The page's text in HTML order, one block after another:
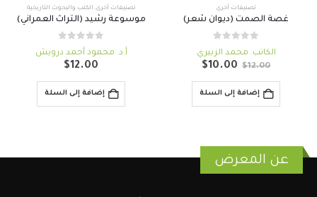
تصنيفات أخرى
غصة الصمت (ديوان شعر)
الكاتب. محمد الزبيري
$12.00
السعر
هو:
$12.00.
$10.00
هو:إضافة إلى السلة
تصنيفات أخرى, الكتب والبحوث التاريخية
موسوعة رشيد (التراث العمراني)
أ.د. محمود أحمد درويش
$12.00
إضافة إلى السلة
عن المعرض